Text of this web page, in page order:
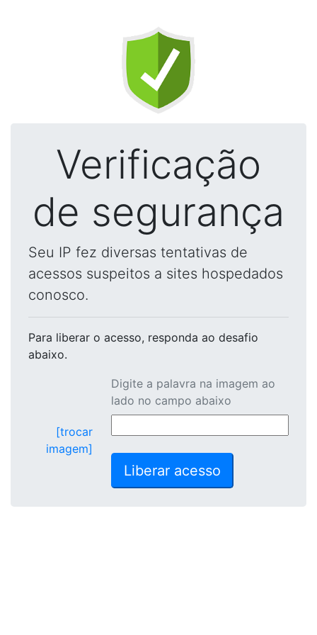
Verificação
de segurança
Seu IP fez diversas tentativas de
acessos suspeitos a sites hospedados
conosco.
Para liberar o acesso, responda ao desafio
abaixo.
[trocar
imagem]
Digite a palavra na imagem ao
lado no campo abaixo